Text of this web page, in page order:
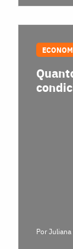
Por Juliana